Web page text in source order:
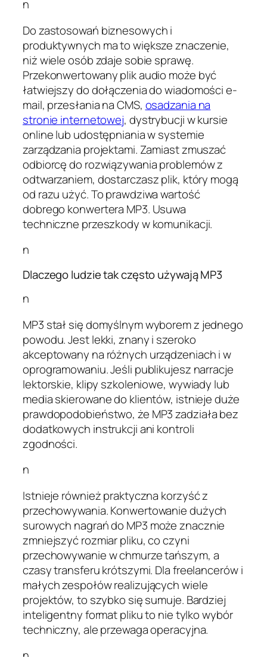
n
Do zastosowań biznesowych i
produktywnych ma to większe znaczenie,
niż wiele osób zdaje sobie sprawę.
Przekonwertowany plik audio może być
łatwiejszy do dołączenia do wiadomości e-
mail, przesłania na CMS, osadzania na
stronie internetowej, dystrybucji w kursie
online lub udostępniania w systemie
zarządzania projektami. Zamiast zmuszać
odbiorcę do rozwiązywania problemów z
odtwarzaniem, dostarczasz plik, który mogą
od razu użyć. To prawdziwa wartość
dobrego konwertera MP3. Usuwa
techniczne przeszkody w komunikacji.
n
Dlaczego ludzie tak często używają MP3
n
MP3 stał się domyślnym wyborem z jednego
powodu. Jest lekki, znany i szeroko
akceptowany na różnych urządzeniach i w
oprogramowaniu. Jeśli publikujesz narracje
lektorskie, klipy szkoleniowe, wywiady lub
media skierowane do klientów, istnieje duże
prawdopodobieństwo, że MP3 zadziała bez
dodatkowych instrukcji ani kontroli
zgodności.
n
Istnieje również praktyczna korzyść z
przechowywania. Konwertowanie dużych
surowych nagrań do MP3 może znacznie
zmniejszyć rozmiar pliku, co czyni
przechowywanie w chmurze tańszym, a
czasy transferu krótszymi. Dla freelancerów i
małych zespołów realizujących wiele
projektów, to szybko się sumuje. Bardziej
inteligentny format pliku to nie tylko wybór
techniczny, ale przewaga operacyjna.